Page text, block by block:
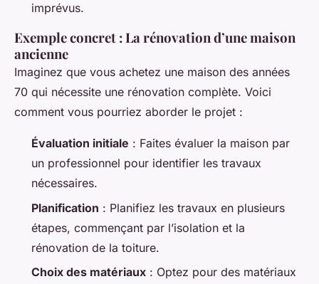
imprévus.
Exemple concret : La rénovation d’une maison
ancienne
Imaginez que vous achetez une maison des années
70 qui nécessite une rénovation complète. Voici
comment vous pourriez aborder le projet :
Évaluation initiale : Faites évaluer la maison par
un professionnel pour identifier les travaux
nécessaires.
Planification : Planifiez les travaux en plusieurs
étapes, commençant par l’isolation et la
rénovation de la toiture.
Choix des matériaux : Optez pour des matériaux